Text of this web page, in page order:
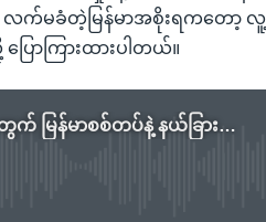
မခံတဲ့မြန်မာအစိုးရကတော့ လူ့
ာကြားထားပါတယ်။
လူ့အခွင့်အရေး ချိုးဖောက်မှုတွေအတွက် မြန်မာစစ်တပ်နဲ့ နယ်ခြားစောင့် ၇ ဦး EU ဒဏ်ခတ်